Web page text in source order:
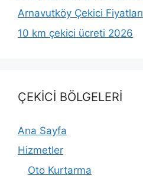
Arnavutköy Çekici Fiyatları
10 km çekici ücreti 2026
ÇEKİCİ BÖLGELERİ
Ana Sayfa
Hizmetler
Oto Kurtarma